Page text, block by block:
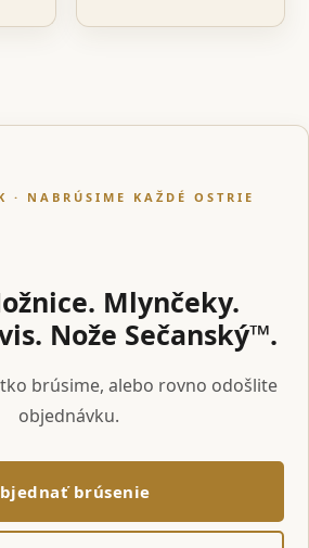
· NABRÚSIME KAŽDÉ OSTRIE
Mlynčeky.
Nože Sečanský™.
brúsime, alebo rovno odošlite
objednávku.
brúsenie